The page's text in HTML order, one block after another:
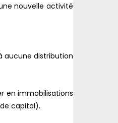
nouvelle activité
aucune distribution
en immobilisations
capital).